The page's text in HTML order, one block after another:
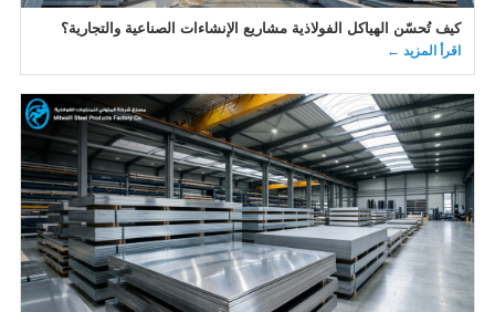
كيف تُحسّن الهياكل الفولاذية مشاريع الإنشاءات الصناعية والتجارية؟
اقرأ المزيد ←